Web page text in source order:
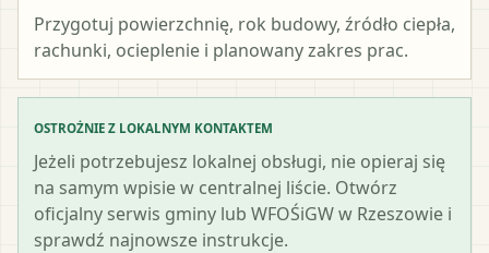
Przygotuj powierzchnię, rok budowy, źródło ciepła,
rachunki, ocieplenie i planowany zakres prac.
OSTROŻNIE Z LOKALNYM KONTAKTEM
Jeżeli potrzebujesz lokalnej obsługi, nie opieraj się
na samym wpisie w centralnej liście. Otwórz
oficjalny serwis gminy lub WFOŚiGW w Rzeszowie i
sprawdź najnowsze instrukcje.